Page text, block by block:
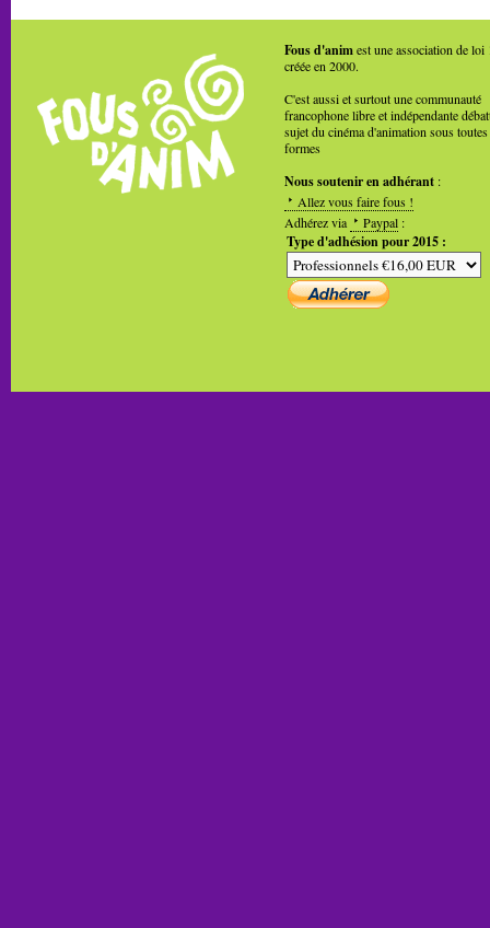
Fous d'animest une association de loi
créée en 2000.
C'est aussi et surtout une communauté
francophone libre et indépendante
sujet du cinéma d'animation sous toutes
formes
Nous soutenir en adhérant :
Allez vous faire fous !
Adhérez via
Paypal :
Type d'adhésion pour 2015 :